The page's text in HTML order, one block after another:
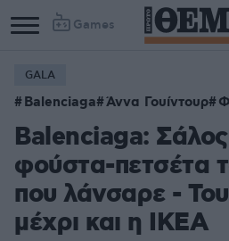
Games
GALA
Balenciaga Άννα Γουίντουρ
Balenciaga:
φούστα-πετσέτα
που λάνσαρε -
μέχρι και η IKEA